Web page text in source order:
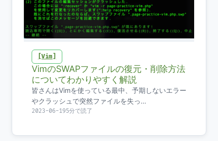
Vim
VimのSWAPファイルの復元・削除方法
についてわかりやすく解説
皆さんはVimを使っている最中、予期しないエラー
やクラッシュで突然ファイルを失っ…
2023-06-195分で読了